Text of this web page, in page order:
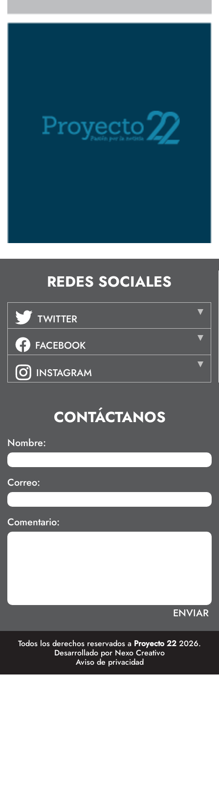
REDES SOCIALES
TWITTER
FACEBOOK
INSTAGRAM
CONTÁCTANOS
Nombre:
Correo:
Comentario:
Todos los derechos reservados a Proyecto 22 2026.
Desarrollado por Nexo Creativo
Aviso de privacidad